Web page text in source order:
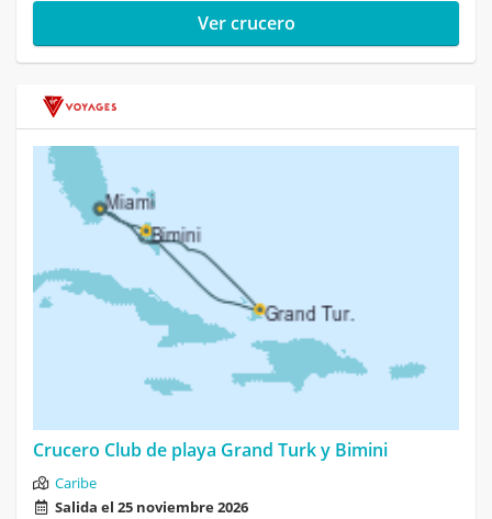
Ver crucero
Crucero Club de playa Grand Turk y Bimini
Caribe
Salida el 25 noviembre 2026